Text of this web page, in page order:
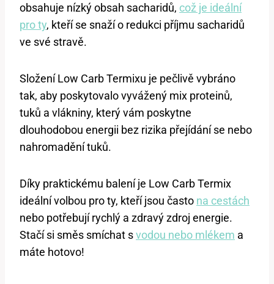
obsahuje ‍nízký obsah sacharidů, což je ideální
pro ty, kteří se snaží o​ redukci ⁢příjmu sacharidů‌
ve‍ své stravě.
Složení Low Carb​ Termixu je pečlivě vybráno
tak, ‍aby poskytovalo ⁣vyvážený mix proteinů,
tuků a vlákniny, který ⁢vám⁣ poskytne
dlouhodobou⁤ energii bez rizika ​přejídání se nebo‌
nahromadění tuků.
Díky praktickému balení je Low Carb Termix
ideální‌ volbou pro ​ty,⁢ kteří jsou často na cestách
nebo potřebují rychlý a zdravý zdroj energie.
Stačí si směs smíchat svodou nebo mlékem a
máte ⁤hotovo!